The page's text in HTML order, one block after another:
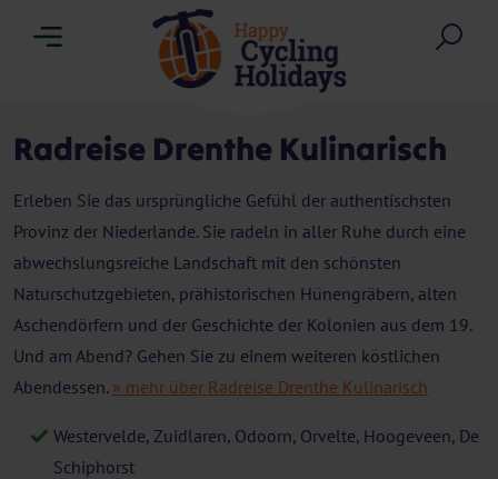
Radreise Drenthe Kulinarisch
Erleben Sie das ursprüngliche Gefühl der authentischsten
Provinz der Niederlande. Sie radeln in aller Ruhe durch eine
abwechslungsreiche Landschaft mit den schönsten
Naturschutzgebieten, prähistorischen Hünengräbern, alten
Aschendörfern und der Geschichte der Kolonien aus dem 19.
Und am Abend? Gehen Sie zu einem weiteren köstlichen
Abendessen. » mehr über Radreise Drenthe Kulinarisch
Westervelde, Zuidlaren, Odoorn, Orvelte, Hoogeveen, De
Schiphorst